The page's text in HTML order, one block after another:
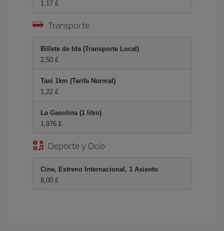
1,17 £
Transporte
Billete de Ida (Transporte Local)
2,50 £
Taxi 1km (Tarifa Normal)
1,22 £
La Gasolina (1 litro)
1,976 £
Deporte y Ocio
Cine, Estreno Internacional, 1 Asiento
8,00 £